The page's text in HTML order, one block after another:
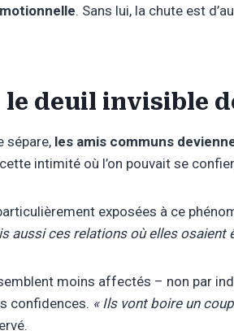
. Sans lui, la chute est
le deuil invisible
sépare, les amis communs
intimité où l’on pouvait se
exposées à ce
aussi ces relations où elles osaient
moins affectés – non par
confidences. « Ils vont boire un